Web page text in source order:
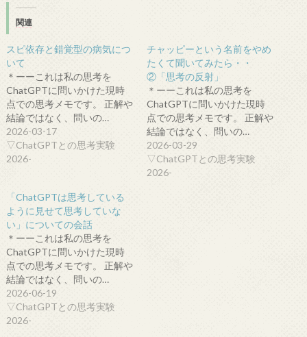
関連
スピ依存と錯覚型の病気につ
いて
＊ーーこれは私の思考を
ChatGPTに問いかけた現時
点での思考メモです。 正解や
結論ではなく、問いの…
2026-03-17
▽ChatGPTとの思考実験
2026-
チャッピーという名前をやめ
たくて聞いてみたら・・
②「思考の反射」
＊ーーこれは私の思考を
ChatGPTに問いかけた現時
点での思考メモです。 正解や
結論ではなく、問いの…
2026-03-29
▽ChatGPTとの思考実験
2026-
「ChatGPTは思考している
ように見せて思考していな
い」についての会話
＊ーーこれは私の思考を
ChatGPTに問いかけた現時
点での思考メモです。 正解や
結論ではなく、問いの…
2026-06-19
▽ChatGPTとの思考実験
2026-